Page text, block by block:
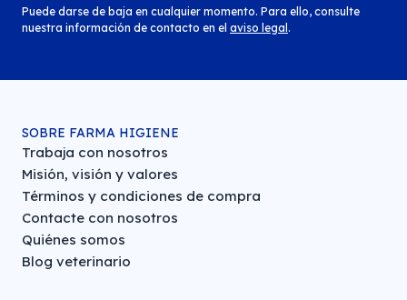
Puede darse de baja en cualquier momento. Para ello, consulte
nuestra información de contacto en el aviso legal .
SOBRE FARMA HIGIENE
Trabaja con nosotros
Misión, visión y valores
Términos y condiciones de compra
Contacte con nosotros
Quiénes somos
Blog veterinario